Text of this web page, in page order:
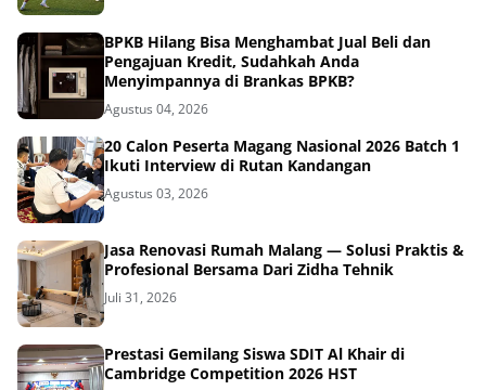
BPKB Hilang Bisa Menghambat Jual Beli dan
Pengajuan Kredit, Sudahkah Anda
Menyimpannya di Brankas BPKB?
Agustus 04, 2026
20 Calon Peserta Magang Nasional 2026 Batch 1
Ikuti Interview di Rutan Kandangan
Agustus 03, 2026
Jasa Renovasi Rumah Malang — Solusi Praktis &
Profesional Bersama Dari Zidha Tehnik
Juli 31, 2026
Prestasi Gemilang Siswa SDIT Al Khair di
Cambridge Competition 2026 HST